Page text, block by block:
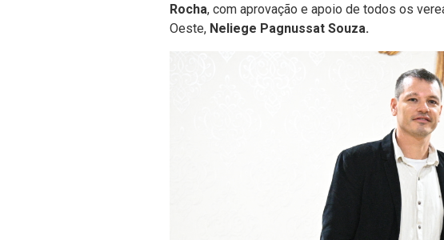
Rocha, com aprovação e apoio de todos os
Oeste, Neliege Pagnussat Souza.